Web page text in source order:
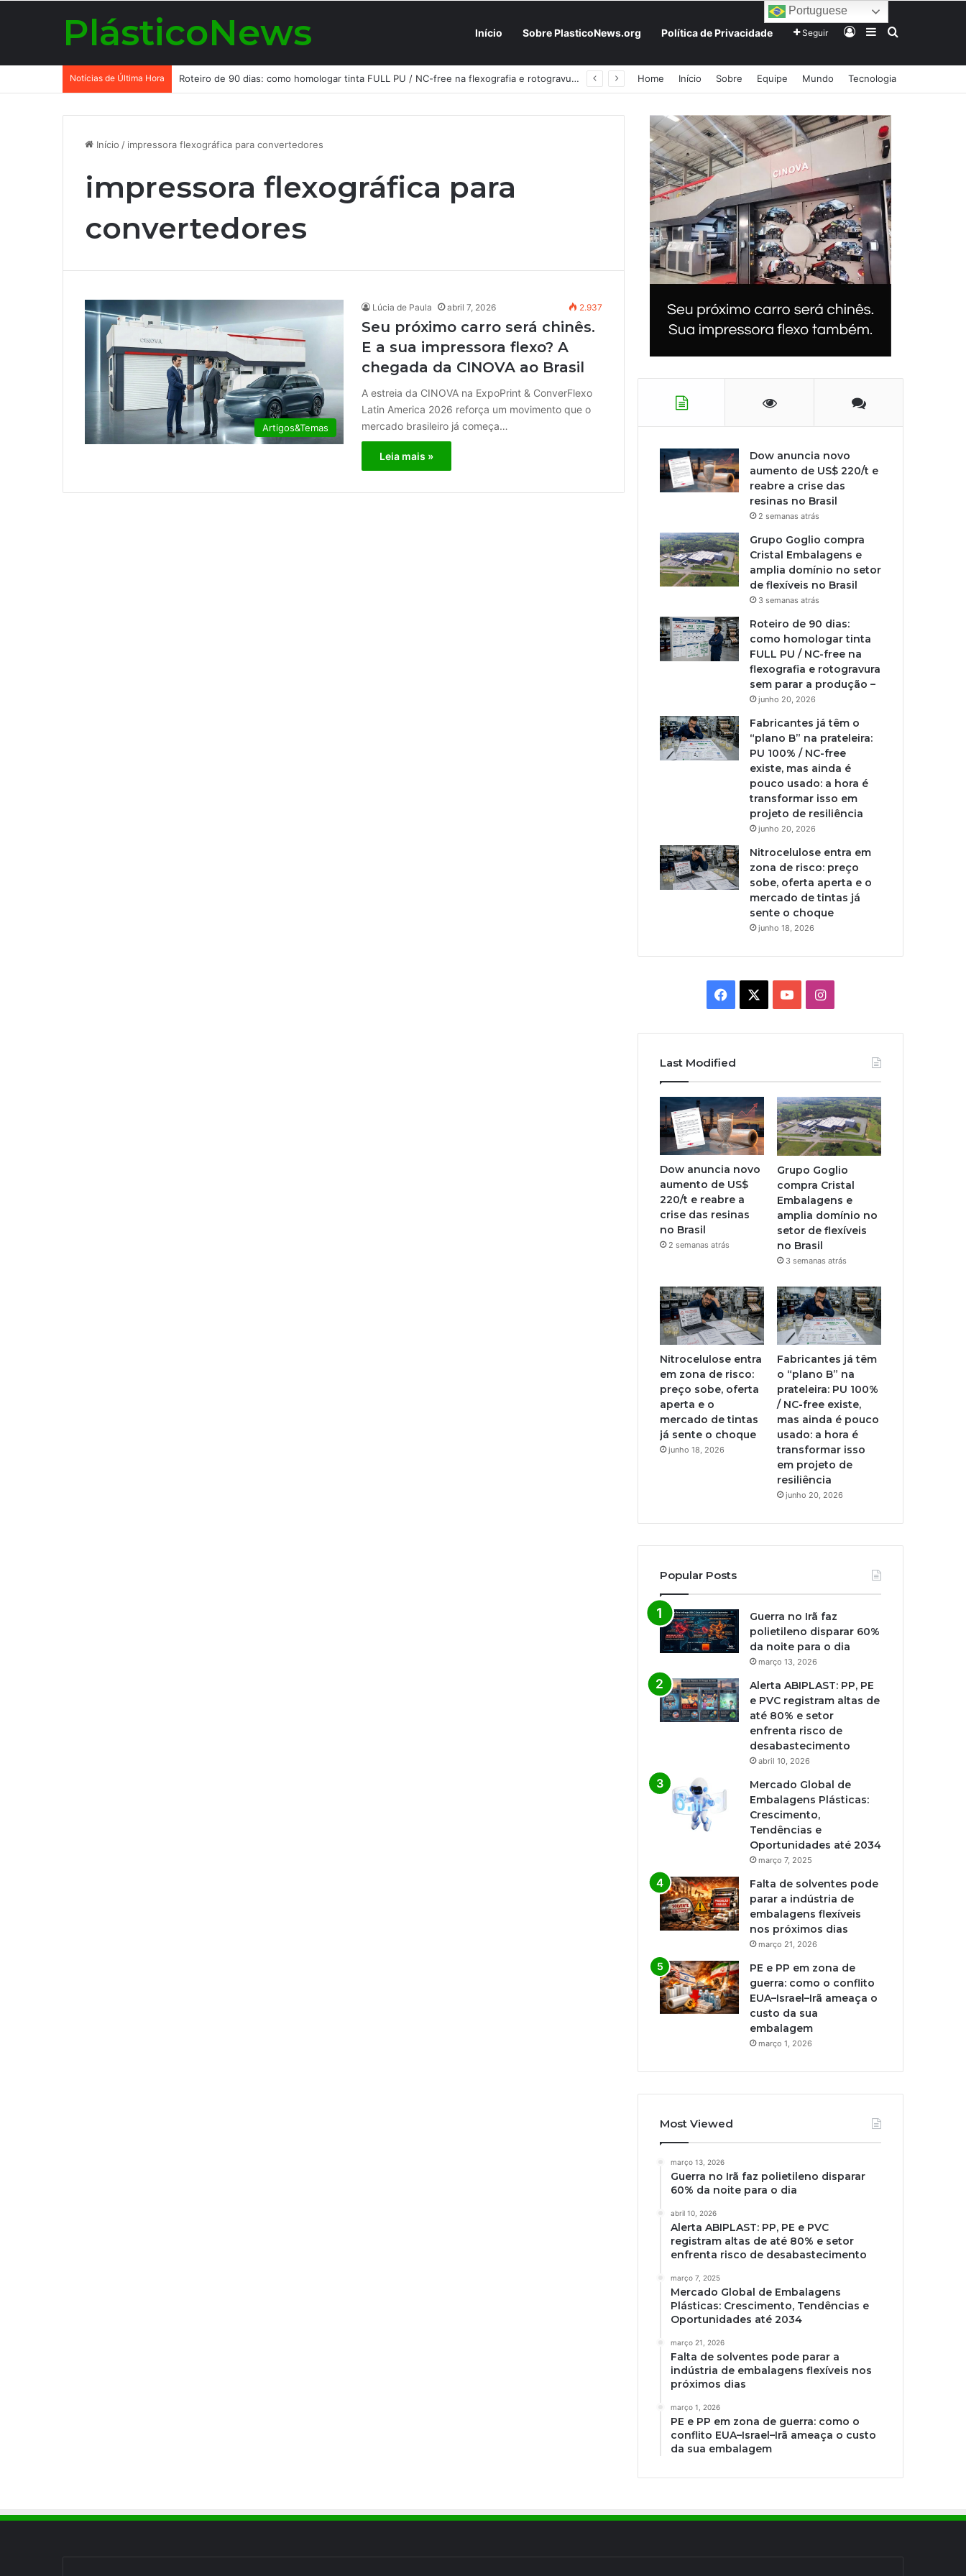
PlásticoNews Início Sobre PlasticoNews.org Política de Privacidade Seguir EntrarBarra Lateral
Procurar por
Notícias de Última Hora Fabricantes já têm o “plano B” na prateleira: PU 100% / NC-free existe, mas ainda é pouco usado: a hora é transformar isso em projeto de resiliência Home Início Sobre Equipe Mundo Tecnologia
Início / impressora flexográfica para convertedores
impressora flexográfica para
convertedores
Artigos&Temas
Lúcia de Paula abril 7, 2026 2.937
Seu próximo carro será chinês.
E a sua impressora flexo? A
chegada da CINOVA ao Brasil
A estreia da CINOVA na ExpoPrint & ConverFlexo
Latin America 2026 reforça um movimento que o
mercado brasileiro já começa…
Leia mais »
Dow anuncia novo
aumento de US$ 220/t e
reabre a crise das
resinas no Brasil
2 semanas atrás
Grupo Goglio compra
Cristal Embalagens e
amplia domínio no setor
de flexíveis no Brasil
3 semanas atrás
Roteiro de 90 dias:
como homologar tinta
FULL PU / NC-free na
flexografia e rotogravura
sem parar a produção –
junho 20, 2026
Fabricantes já têm o
“plano B” na prateleira:
PU 100% / NC-free
existe, mas ainda é
pouco usado: a hora é
transformar isso em
projeto de resiliência
junho 20, 2026
Nitrocelulose entra em
zona de risco: preço
sobe, oferta aperta e o
mercado de tintas já
sente o choque
junho 18, 2026
Facebook YouTubeInstagram
Last Modified
Dow anuncia novo
aumento de US$
220/t e reabre a
crise das resinas
no Brasil
2 semanas atrás
Grupo Goglio
compra Cristal
Embalagens e
amplia domínio no
setor de flexíveis
no Brasil
3 semanas atrás
Nitrocelulose entra
em zona de risco:
preço sobe, oferta
aperta e o
mercado de tintas
já sente o choque
junho 18, 2026
Fabricantes já têm
o “plano B” na
prateleira: PU 100%
/ NC-free existe,
mas ainda é pouco
usado: a hora é
transformar isso
em projeto de
resiliência
junho 20, 2026
Popular Posts
Guerra no Irã faz
polietileno disparar 60%
da noite para o dia
março 13, 2026
Alerta ABIPLAST: PP, PE
e PVC registram altas de
até 80% e setor
enfrenta risco de
desabastecimento
abril 10, 2026
Mercado Global de
Embalagens Plásticas:
Crescimento,
Tendências e
Oportunidades até 2034
março 7, 2025
Falta de solventes pode
parar a indústria de
embalagens flexíveis
nos próximos dias
março 21, 2026
PE e PP em zona de
guerra: como o conflito
EUA–Israel–Irã ameaça o
custo da sua
embalagem
março 1, 2026
Most Viewed
março 13, 2026
Guerra no Irã faz polietileno disparar
60% da noite para o dia
abril 10, 2026
Alerta ABIPLAST: PP, PE e PVC
registram altas de até 80% e setor
enfrenta risco de desabastecimento
março 7, 2025
Mercado Global de Embalagens
Plásticas: Crescimento, Tendências e
Oportunidades até 2034
março 21, 2026
Falta de solventes pode parar a
indústria de embalagens flexíveis nos
próximos dias
março 1, 2026
PE e PP em zona de guerra: como o
conflito EUA–Israel–Irã ameaça o custo
da sua embalagem
Portuguese